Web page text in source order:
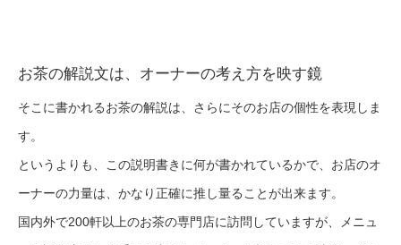
お茶の解説文は、オーナーの考え方を映す鏡
そこに書かれるお茶の解説は、さらにそのお店の個性を表現しま
す。
というよりも、この説明書きに何が書かれているかで、お店のオ
ーナーの力量は、かなり正確に推し量ることが出来ます。
国内外で200軒以上のお茶の専門店に訪問していますが、メニュ